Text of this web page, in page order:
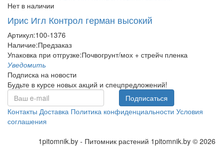
Нет в наличии
Ирис Игл Контрол герман высокий
Артикул:100-1376
Наличие:Предзаказ
Упаковка при отгрузке:Почвогрунт/мох + стрейч пленка
Уведомить
Подписка на новости
Будьте в курсе новых акций и спецпредложений!
Подписаться
Контакты Доставка Политика конфиденциальности Условия
соглашения
1pitomnik.by - Питомник растений 1pitomnik.by © 2026